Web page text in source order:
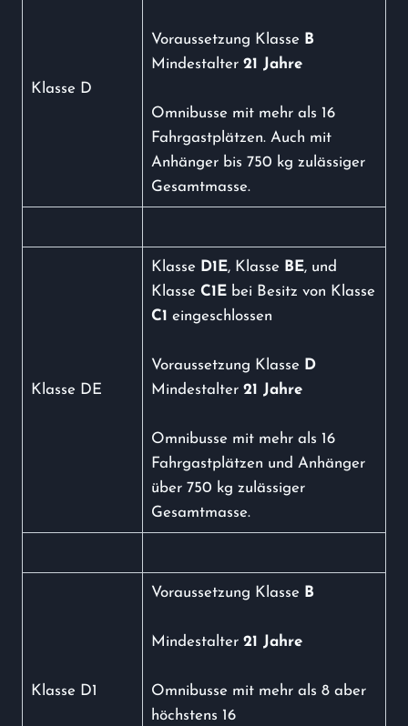
Klasse D
Voraussetzung Klasse B
Mindestalter 21 Jahre
Omnibusse mit mehr als 16
Fahrgastplätzen. Auch mit
Anhänger bis 750 kg zulässiger
Gesamtmasse.
Klasse DE
Klasse D1E, Klasse BE, und
Klasse C1Ebei Besitz von Klasse
C1 eingeschlossen
Voraussetzung Klasse D
Mindestalter 21 Jahre
Omnibusse mit mehr als 16
Fahrgastplätzen und Anhänger
über 750 kg zulässiger
Gesamtmasse.
Klasse D1
Voraussetzung Klasse B
Mindestalter 21 Jahre
Omnibusse mit mehr als 8 aber
höchstens 16